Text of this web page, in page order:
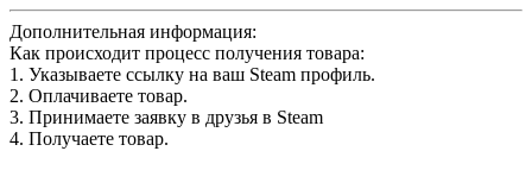
Дополнительная информация:
Как происходит процесс получения товара:
1. Указываете ссылку на ваш Steam профиль.
2. Оплачиваете товар.
3. Принимаете заявку в друзья в Steam
4. Получаете товар.